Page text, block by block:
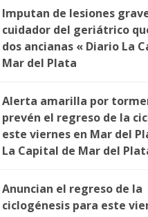
Imputan de lesiones
cuidador del geriátrico
dos ancianas « Diario La
Mar del Plata
Alerta amarilla por
prevén el regreso de la
este viernes en Mar del
La Capital de Mar del
Anuncian el regreso de la
ciclogénesis para este